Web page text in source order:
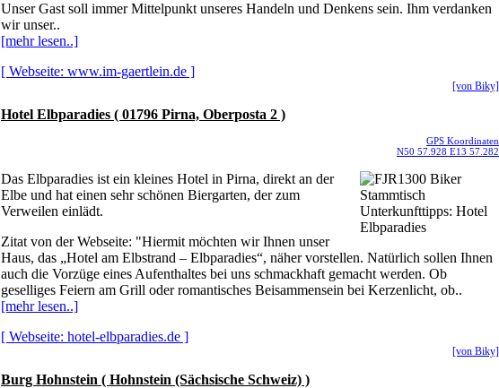
Unser Gast soll immer Mittelpunkt unseres Handeln und Denkens sein. Ihm verdanken
wir unser..
[mehr lesen..]
[ Webseite: www.im-gaertlein.de ]
[von Biky]
Hotel Elbparadies ( 01796 Pirna, Oberposta 2 )
GPS Koordinaten
N50 57.928 E13 57.282
Das Elbparadies ist ein kleines Hotel in Pirna, direkt an der
Elbe und hat einen sehr schönen Biergarten, der zum
Verweilen einlädt.
Zitat von der Webseite: "Hiermit möchten wir Ihnen unser
Haus, das „Hotel am Elbstrand – Elbparadies“, näher vorstellen. Natürlich sollen Ihnen
auch die Vorzüge eines Aufenthaltes bei uns schmackhaft gemacht werden. Ob
geselliges Feiern am Grill oder romantisches Beisammensein bei Kerzenlicht, ob..
[mehr lesen..]
[ Webseite: hotel-elbparadies.de ]
[von Biky]
Burg Hohnstein ( Hohnstein (Sächsische Schweiz) )